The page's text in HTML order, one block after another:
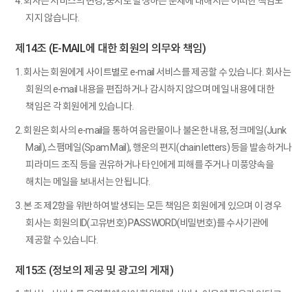
지지 않습니다.
제14조 (E-MAIL에 대한 회원의 의무와 책임)
1. 회사는 회원에게 사이트별로 e-mail 서비스를 제공할 수 있습니다. 회사는
회원의 e-mail 내용을 편집하거나 감시하지 않으며 메일 내용에 대한
책임은 각 회원에게 있습니다.
2. 회원은 회사의 e-mail을 통하여 음란물이나 불온한 내용, 정크메일(Junk
Mail), 스팸메일(Spam Mail), 행운의 편지(chain letters) 등을 발송하거나
피라미드 조직 등을 권유하거나 타인에게 피해를 주거나 미풍양속을
해치는 메일을 보내서는 안됩니다.
3. 본 조 제2항을 위반하여 발생되는 모든 책임은 회원에게 있으며 이 경우
회사는 회원의 ID(고유번호) PASSWORD(비밀번호)를 수사기관에
제공할 수 있습니다.
제15조 (정보의 제공 및 광고의 게재)